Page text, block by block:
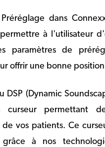
dans
à l'utilisateur
paramètres de
offrir une bonne
DSP (Dynamic
curseur permettant
vos patients. Ce
grâce à nos